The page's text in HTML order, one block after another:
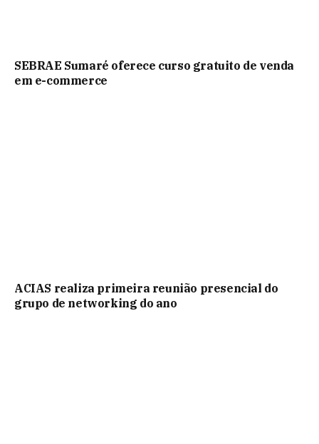
SEBRAE Sumaré oferece curso gratuito de venda
em e-commerce
ACIAS realiza primeira reunião presencial do
grupo de networking do ano